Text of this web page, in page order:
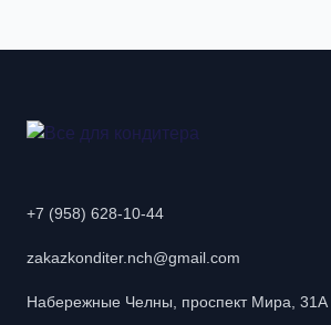
+7 (958) 628-10-44
zakazkonditer.nch@gmail.com
Набережные Челны, проспект Мира, 31А